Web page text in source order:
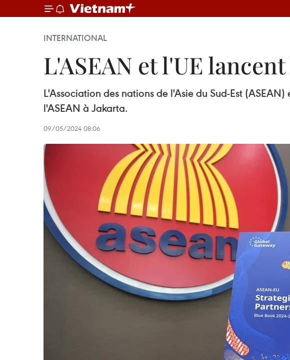
INTERNATIONAL
L'ASEAN et l'UE
L'Association des nations de l'Asie du Sud-Est
l'ASEAN à Jakarta.
09/05/2024 08:06